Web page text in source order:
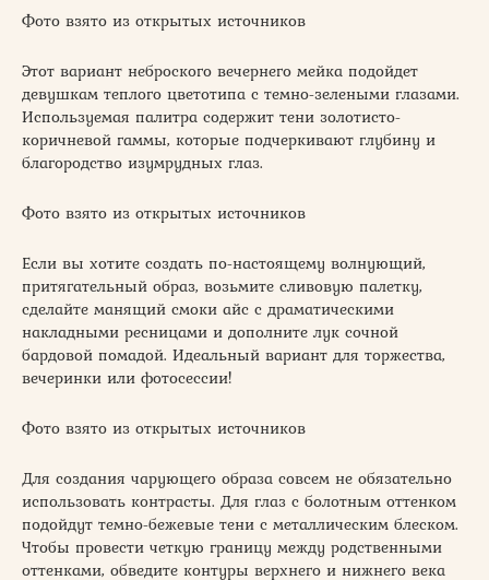
Фото взято из открытых источников
Этот вариант неброского вечернего мейка подойдет
девушкам теплого цветотипа с темно-зелеными глазами.
Используемая палитра содержит тени золотисто-
коричневой гаммы, которые подчеркивают глубину и
благородство изумрудных глаз.
Фото взято из открытых источников
Если вы хотите создать по-настоящему волнующий,
притягательный образ, возьмите сливовую палетку,
сделайте манящий смоки айс с драматическими
накладными ресницами и дополните лук сочной
бардовой помадой. Идеальный вариант для торжества,
вечеринки или фотосессии!
Фото взято из открытых источников
Для создания чарующего образа совсем не обязательно
использовать контрасты. Для глаз с болотным оттенком
подойдут темно-бежевые тени с металлическим блеском.
Чтобы провести четкую границу между родственными
оттенками, обведите контуры верхнего и нижнего века